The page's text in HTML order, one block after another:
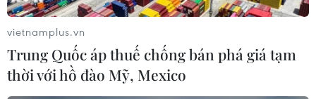
vietnamplus.vn
Trung Quốc áp thuế chống bán phá giá tạm
thời với hồ đào Mỹ, Mexico